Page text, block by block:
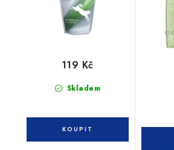
Skladem
119 Kč